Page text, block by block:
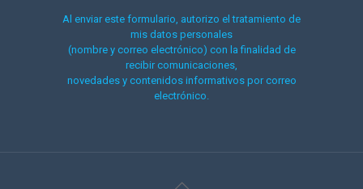
Al enviar este formulario, autorizo el tratamiento de
mis datos personales
(nombre y correo electrónico) con la finalidad de
recibir comunicaciones,
novedades y contenidos informativos por correo
electrónico.